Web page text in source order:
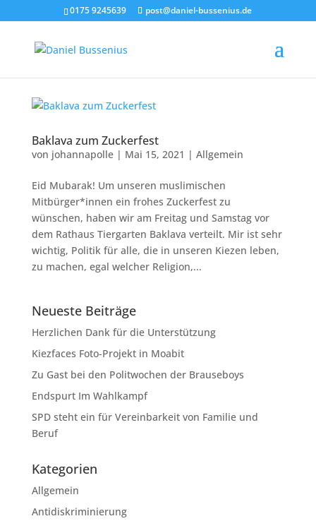
0175 9245639 post@daniel-bussenius.de
Baklava zum Zuckerfest
von johannapolle| Mai 15, 2021 | Allgemein
Eid Mubarak! Um unseren muslimischen
Mitbürger*innen ein frohes Zuckerfest zu
wünschen, haben wir am Freitag und Samstag vor
dem Rathaus Tiergarten Baklava verteilt. Mir ist sehr
wichtig, Politik für alle, die in unseren Kiezen leben,
zu machen, egal welcher Religion,...
Neueste Beiträge
Herzlichen Dank für die Unterstützung
Kiezfaces Foto-Projekt in Moabit
Zu Gast bei den Politwochen der Brauseboys
Endspurt Im Wahlkampf
SPD steht ein für Vereinbarkeit von Familie und
Beruf
Kategorien
Allgemein
Antidiskriminierung